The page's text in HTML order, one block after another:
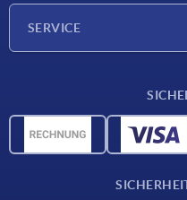
SERVICE
CAD-Daten